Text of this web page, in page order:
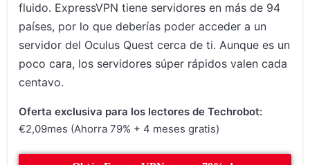
fluido. ExpressVPN tiene servidores en más de 94
países, por lo que deberías poder acceder a un
servidor del Oculus Quest cerca de ti. Aunque es un
poco cara, los servidores súper rápidos valen cada
centavo.
Oferta exclusiva para los lectores de Techrobot:
€2,09mes (Ahorra 79% + 4 meses gratis)